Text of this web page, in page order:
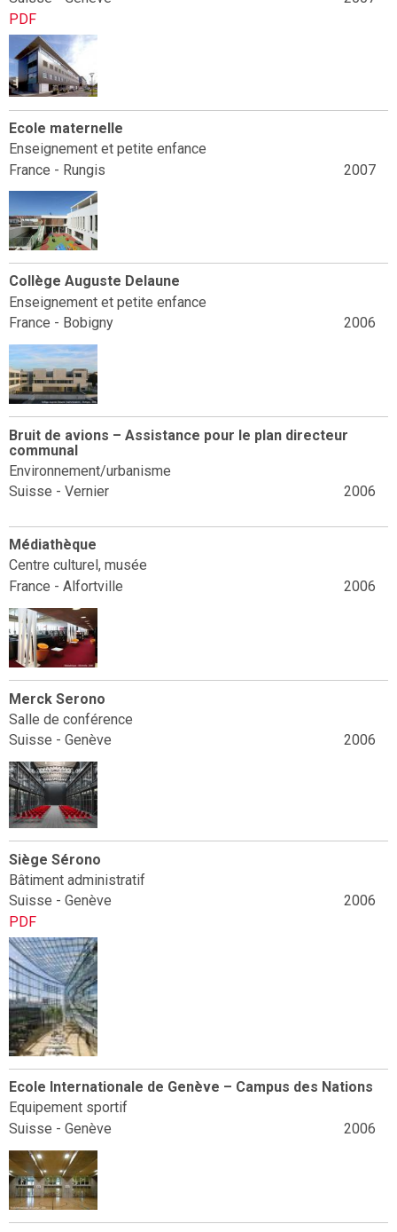
PDF
Ecole maternelle
Enseignement et petite enfance
2007
France - Rungis
Collège Auguste Delaune
Enseignement et petite enfance
2006
France - Bobigny
Bruit de avions – Assistance pour le plan directeur
communal
Environnement/urbanisme
2006
Suisse - Vernier
Médiathèque
Centre culturel, musée
2006
France - Alfortville
Merck Serono
Salle de conférence
2006
Suisse - Genève
Siège Sérono
Bâtiment administratif
2006
Suisse - Genève
PDF
Ecole Internationale de Genève – Campus des Nations
Equipement sportif
2006
Suisse - Genève